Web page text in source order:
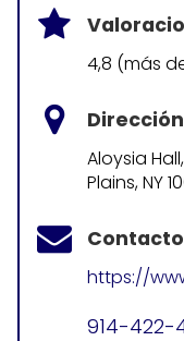
4,8 (más
Dirección
Aloysia
Plains, NY
Contacto
https://
914-422-